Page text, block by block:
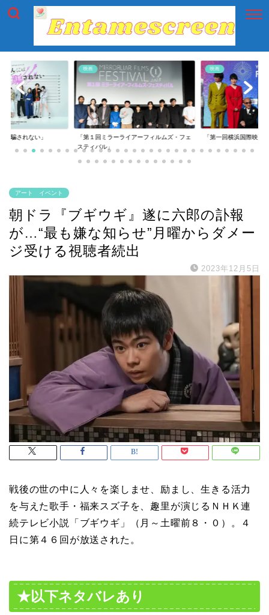
は騙されない」
映画
「第１回ミラーライアーフィルムズ・フェ
スティバル」
映画
「第一回横浜国際映画
アート イベント
朝ドラ『ブギウギ』遂に六郎の訃報
が…“最も嫌な知らせ”月曜からダメー
ジ受ける視聴者続出
2023年12月5日
戦後の世の中に人々を楽しませ、励まし、生きる活力
を与えた歌手・福来スズ子を、趣里が演じるＮＨＫ連
続テレビ小説「ブギウギ」（月～土曜前８・０）。４
日に第４６回が放送された。
★以下ネタバレあり